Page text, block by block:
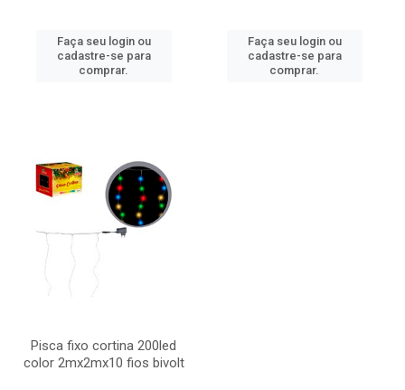
Faça seu login ou
cadastre-se para
comprar.
Faça seu login ou
cadastre-se para
comprar.
Pisca fixo cortina 200led
color 2mx2mx10 fios bivolt